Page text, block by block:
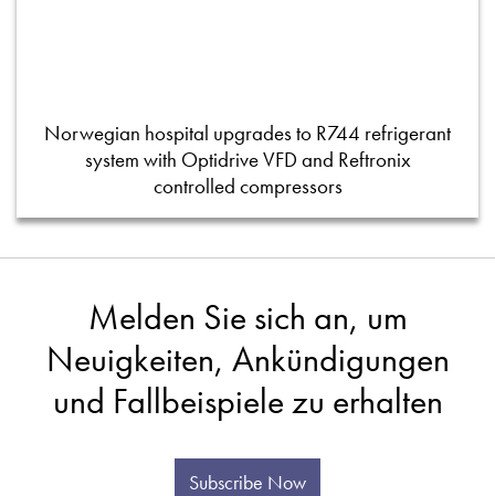
Norwegian hospital upgrades to R744 refrigerant
system with Optidrive VFD and Reftronix
controlled compressors
Melden Sie sich an, um
Neuigkeiten, Ankündigungen
und Fallbeispiele zu erhalten
Subscribe Now